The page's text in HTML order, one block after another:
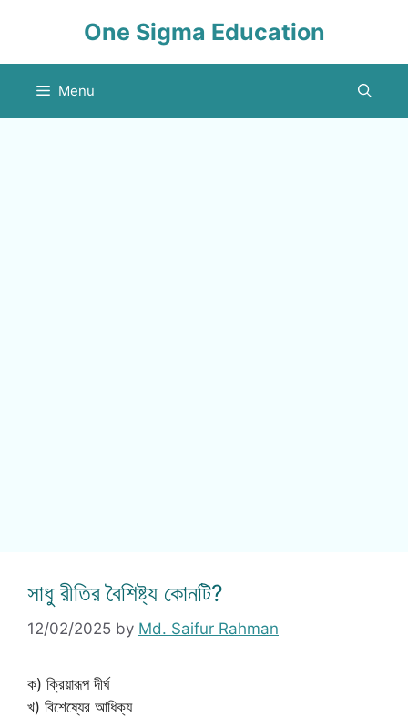
One Sigma Education
Menu
সাধু রীতির বৈশিষ্ট্য কোনটি?
12/02/2025 by Md. Saifur Rahman
ক) ক্রিয়ারূপ দীর্ঘ
খ) বিশেষ্যের আধিক্য